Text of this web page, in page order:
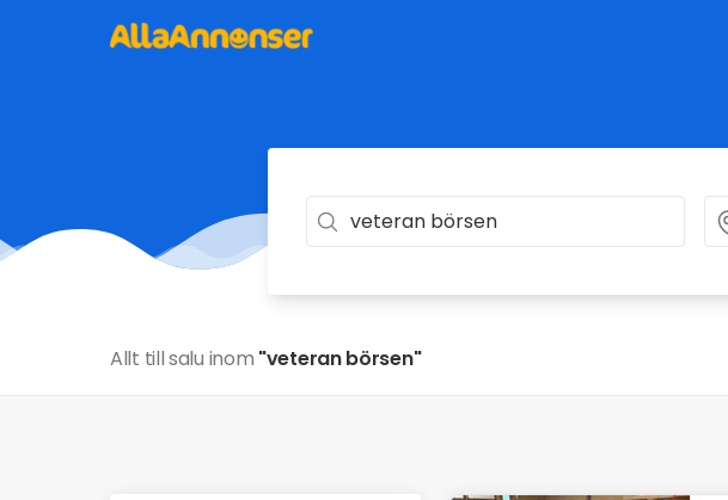
Allt till salu inom "veteran börsen"